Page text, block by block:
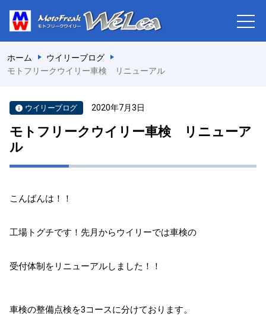
ホーム
ウイリーブログ
モトフリークウイリー車検 リニューアル
ウイリーブログ 2020年7月3日
モトフリークウイリー車検 リニューア
ル
こんばんは！！
工場トグチです！先月からウイリーでは車検の
受付体制をリニューアルしました！！
車検の整備点検を3コースに分けております。